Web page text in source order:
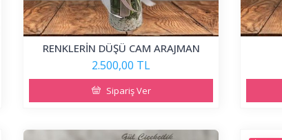
RENKLERİN DÜŞÜ CAM ARAJMAN
2.500,00 TL
Sipariş Ver